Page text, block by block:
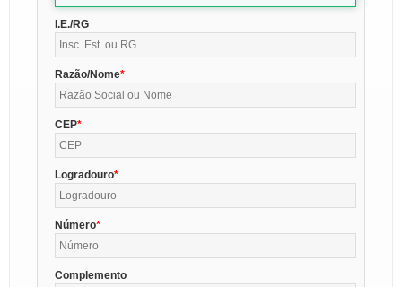
I.E./RG
Razão/Nome
CEP
Logradouro
Número
Complemento